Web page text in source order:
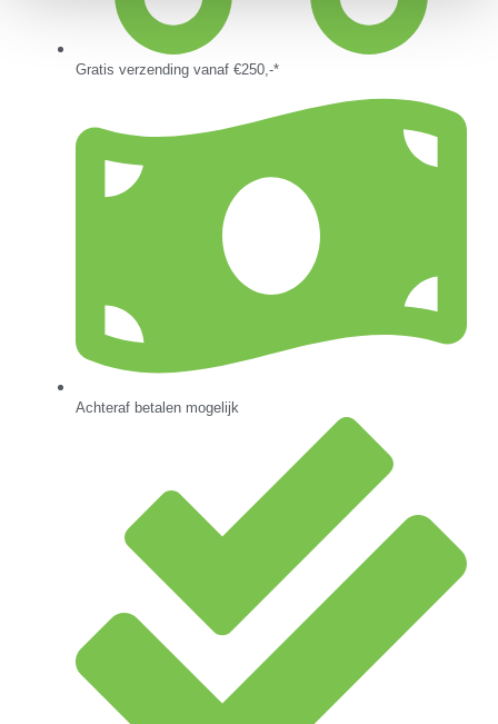
Gratis verzending vanaf €250,-*
Achteraf betalen mogelijk